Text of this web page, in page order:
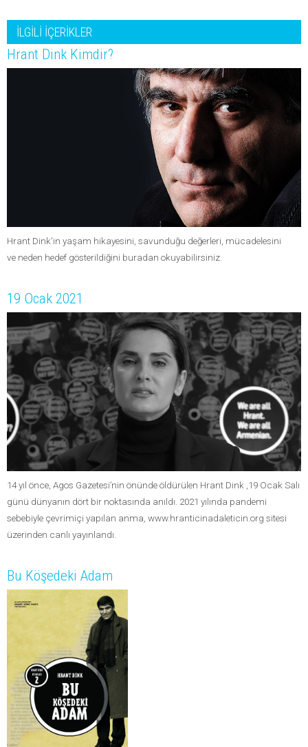
İLGİLİ İÇERİKLER
Hrant Dink Kimdir?
Hrant Dink'in yaşam hikayesini, savunduğu değerleri, mücadelesini
ve neden hedef gösterildiğini buradan okuyabilirsiniz.
19 Ocak 2021
14 yıl önce, Agos Gazetesi’nin önünde öldürülen Hrant Dink ,19 Ocak Salı
günü dünyanın dört bir noktasında anıldı. 2021 yılında pandemi
sebebiyle çevrimiçi yapılan anma, www.hranticinadaleticin.org sitesi
üzerinden canlı yayınlandı.
Bu Köşedeki Adam